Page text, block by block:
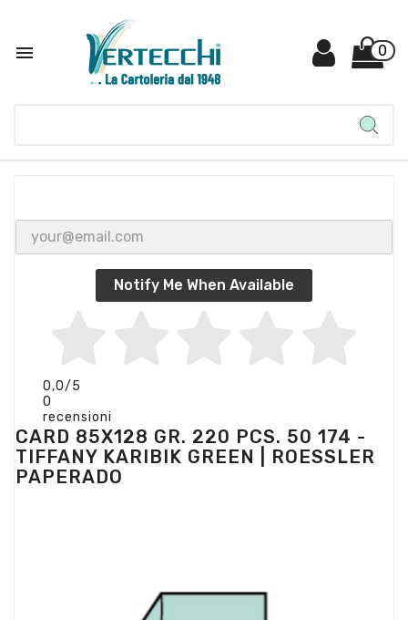
 0
Notify Me When Available
0,0/5
0
recensioni
CARD 85X128 GR. 220 PCS. 50 174 -
TIFFANY KARIBIK GREEN | ROESSLER
PAPERADO